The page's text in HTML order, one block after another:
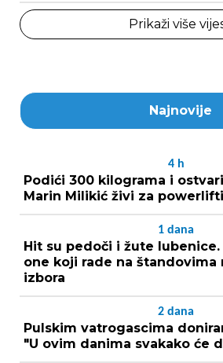
Prikaži više
Najnovije
4 h
Podići 300 kilograma i
Marin Milikić živi za
1 dana
Hit su pedoči i žute lubenice.
one koji rade na štandovima
izbora
2 dana
Pulskim vatrogascima
"U ovim danima svakako će